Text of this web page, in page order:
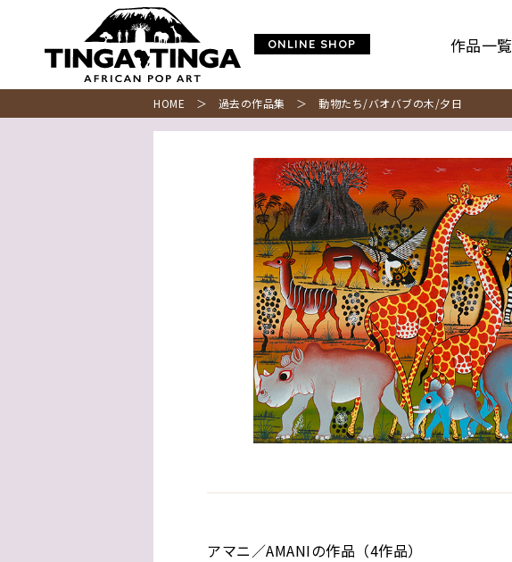
ONLINE SHOP 作品一覧
HOME ＞ 過去の作品集 ＞ 動物たち/バオバブの木/夕日
アマニ／AMANIの作品（4作品）